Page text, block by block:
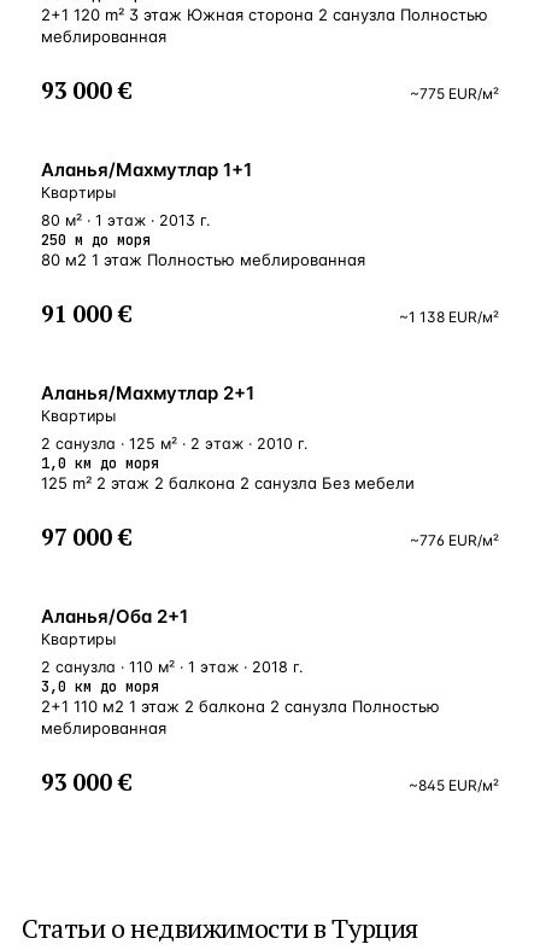
2+1 120 m² 3 этаж Южная сторона 2 санузла Полностью
меблированная
93 000 € ~775 EUR/м²
У МОРЯ
Аланья/Махмутлар 1+1
Квартиры
80 м² · 1 этаж · 2013 г.
250 м до моря
80 м2 1 этаж Полностью меблированная
91 000 € ~1 138 EUR/м²
БЛИЗКО К МОРЮ
Аланья/Махмутлар 2+1
Квартиры
2 санузла · 125 м² · 2 этаж · 2010 г.
1,0 км до моря
125 m² 2 этаж 2 балкона 2 санузла Без мебели
97 000 € ~776 EUR/м²
ВНЖ Аланья/Оба 2+1
Квартиры
2 санузла · 110 м² · 1 этаж · 2018 г.
3,0 км до моря
2+1 110 м2 1 этаж 2 балкона 2 санузла Полностью
меблированная
93 000 € ~845 EUR/м²
Статьи онедвижимости в Турция